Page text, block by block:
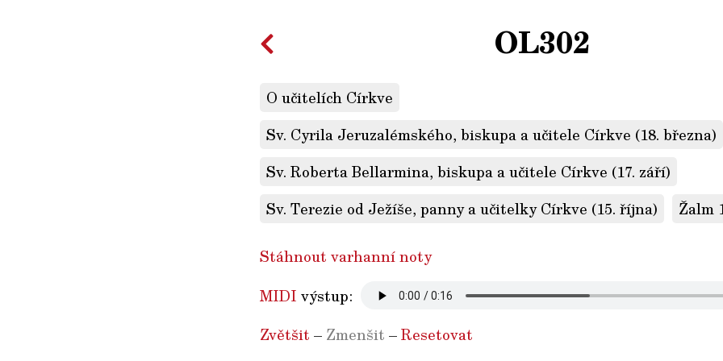
OL302
O učitelích Církve
Sv. Cyrila Jeruzalémského, biskupa a učitele Církve (18. března)
Sv. Roberta Bellarmina, biskupa a učitele Církve (17. září)
Sv. Terezie od Ježíše, panny a učitelky Církve (15. října)
Žalm
Stáhnout varhanní noty
MIDI výstup:
Zvětšit – Zmenšit –Resetovat